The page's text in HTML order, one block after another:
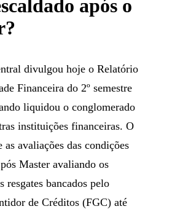
após o
divulgou hoje o Relatório
Financeira do 2º semestre
liquidou o conglomerado
instituições financeiras. O
as avaliações das condições
Master avaliando os
resgates bancados pelo
de Créditos (FGC) até